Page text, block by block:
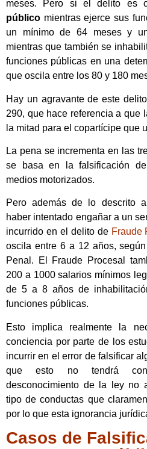
meses. Pero si el delito es
público mientras ejerce sus
un mínimo de 64 meses y
mientras que también se
funciones públicas en una
que oscila entre los 80 y 180
Hay un agravante de este
290, que hace referencia a que
la mitad para el copartícipe que
La pena se incrementa en las
se basa en la falsificación de
medios motorizados.
Pero además de lo descrito
haber intentado engañar a un
incurrido en el delito de Fraude
oscila entre 6 a 12 años,
Penal. El Fraude Procesal
200 a 1000 salarios mínimos
de 5 a 8 años de
funciones públicas.
Esto implica realmente la
conciencia por parte de los
incurrir en el error de falsificar
que esto no tendrá
desconocimiento de la ley no
tipo de conductas que
por lo que esta ignorancia
Casos de